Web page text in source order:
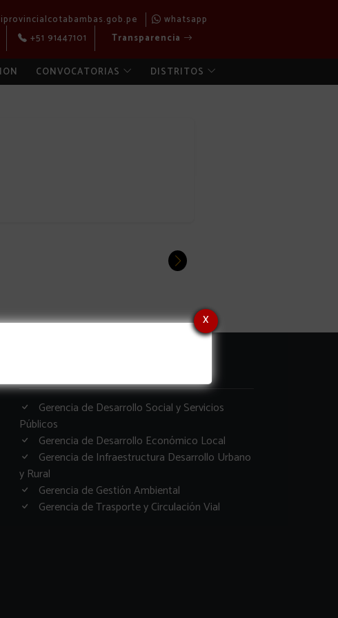
whatsapp
+51 91447101 Transparencia
CONVOCATORIAS DISTRITOS
x
Gerencia de Desarrollo Social y Servicios
Públicos
Gerencia de Desarrollo Económico Local
Gerencia de Infraestructura Desarrollo Urbano
y Rural
Gerencia de Gestión Ambiental
Gerencia de Trasporte y Circulación Vial